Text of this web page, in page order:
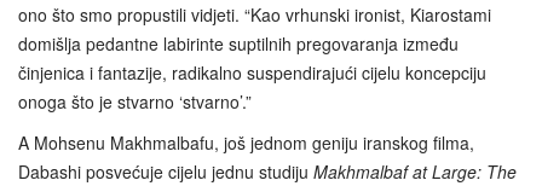
ono što smo propustili vidjeti. “Kao vrhunski ironist, Kiarostami
domišlja pedantne labirinte suptilnih pregovaranja između
činjenica i fantazije, radikalno suspendirajući cijelu koncepciju
onoga što je stvarno ‘stvarno’.”
A Mohsenu Makhmalbafu, još jednom geniju iranskog filma,
Dabashi posvećuje cijelu jednu studiju Makhmalbaf at Large: The